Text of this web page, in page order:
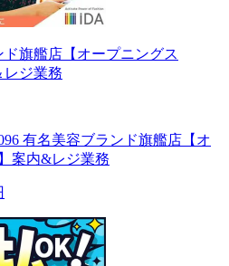
旗艦店【オープニングス
レジ業務
有名美容ブランド旗艦店【オ
案内&レジ業務